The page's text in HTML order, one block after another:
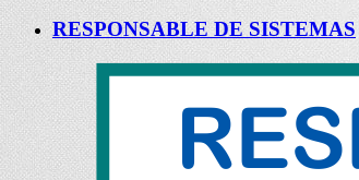
RESPONSABLE DE SISTEMAS